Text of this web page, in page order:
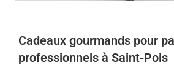
Cadeaux gourmands pour
professionnels à Saint-Pois